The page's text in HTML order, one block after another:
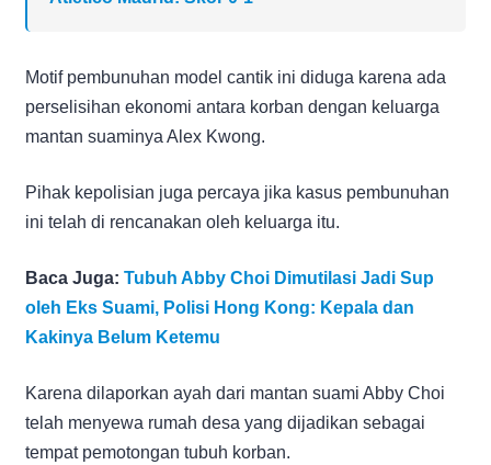
Motif pembunuhan model cantik ini diduga karena ada
perselisihan ekonomi antara korban dengan keluarga
mantan suaminya Alex Kwong.
Pihak kepolisian juga percaya jika kasus pembunuhan
ini telah di rencanakan oleh keluarga itu.
Baca Juga: Tubuh Abby Choi Dimutilasi Jadi Sup
oleh Eks Suami, Polisi Hong Kong: Kepala dan
Kakinya Belum Ketemu
Karena dilaporkan ayah dari mantan suami Abby Choi
telah menyewa rumah desa yang dijadikan sebagai
tempat pemotongan tubuh korban.